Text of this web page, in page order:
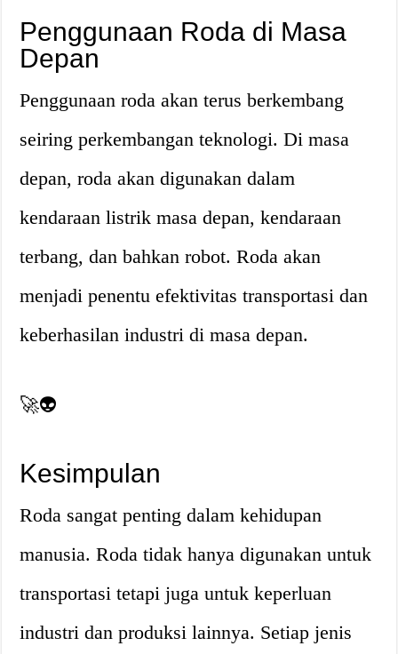
Penggunaan Roda di Masa
Depan
Penggunaan roda akan terus berkembang
seiring perkembangan teknologi. Di masa
depan, roda akan digunakan dalam
kendaraan listrik masa depan, kendaraan
terbang, dan bahkan robot. Roda akan
menjadi penentu efektivitas transportasi dan
keberhasilan industri di masa depan.
🚀👽
Kesimpulan
Roda sangat penting dalam kehidupan
manusia. Roda tidak hanya digunakan untuk
transportasi tetapi juga untuk keperluan
industri dan produksi lainnya. Setiap jenis